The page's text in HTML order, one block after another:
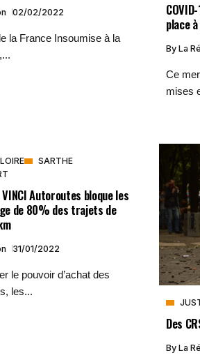
02/02/2022
la France Insoumise à la
place
By La
Ce
mises
SARTHE
VINCI Autoroutes bloque les
de 80% des trajets de
31/01/2022
le pouvoir d’achat des
les...
Des
By La